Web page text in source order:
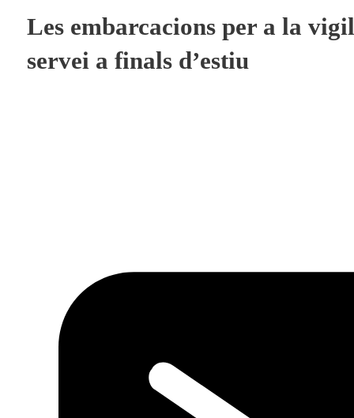
Les embarcacions per a la
servei a finals d’estiu